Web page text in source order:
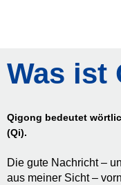
Was ist
Qigong bedeutet
(Qi).
Die gute Nachricht –
aus meiner Sicht –